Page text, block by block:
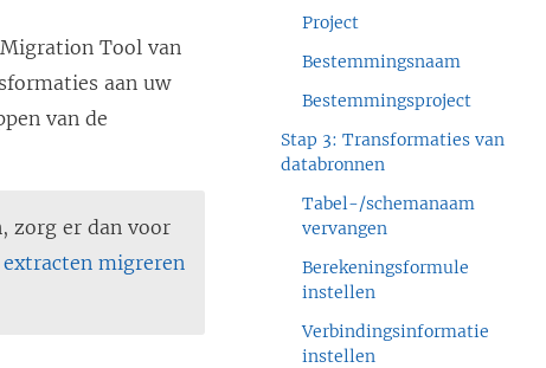
Tool van
aan uw
van de
zorg er dan voor
migreren
Project
Bestemmingsnaam
Bestemmingsproject
Stap 3: Transformaties van
databronnen
Tabel-/schemanaam
vervangen
Berekeningsformule
instellen
Verbindingsinformatie
instellen